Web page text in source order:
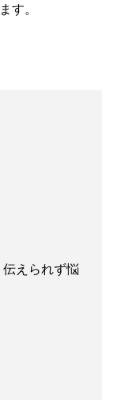
す。
えられず悩